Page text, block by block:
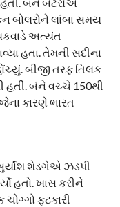
બોલરોને લાંબા સમય
અત્યંત
હતા. તેમની સદીના
બીજી તરફ તિલક
હતી. બંને વચ્ચે 150થી
કારણે ભારત
શેડગેએ ઝડપી
હતો. ખાસ કરીને
ફટકારી